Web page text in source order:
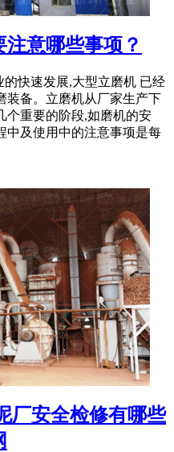
意哪些事项？
的快速发展,大型立磨机 已经
装备。立磨机从厂家生产下
个重要的阶段,如磨机的安
中及使用中的注意事项是每
厂安全检修有哪些